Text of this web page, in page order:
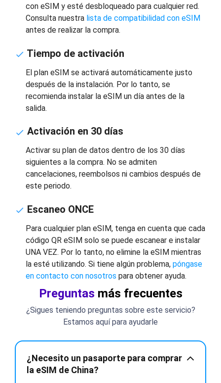
con eSIM y esté desbloqueado para cualquier red.
Consulta nuestra lista de compatibilidad con eSIM
antes de realizar la compra.
Tiempo de activación
El plan eSIM se activará automáticamente justo
después de la instalación. Por lo tanto, se
recomienda instalar la eSIM un día antes de la
salida.
Activación en 30 días
Activar su plan de datos dentro de los 30 días
siguientes a la compra. No se admiten
cancelaciones, reembolsos ni cambios después de
este periodo.
Escaneo ONCE
Para cualquier plan eSIM, tenga en cuenta que cada
código QR eSIM solo se puede escanear e instalar
UNA VEZ. Por lo tanto, no elimine la eSIM mientras
la esté utilizando. Si tiene algún problema, póngase
en contacto con nosotros para obtener ayuda.
Preguntas más frecuentes
¿Sigues teniendo preguntas sobre este servicio?
Estamos aquí para ayudarle
¿Necesito un pasaporte para comprar
la eSIM de China?